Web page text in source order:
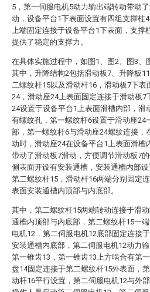
5，第一伺服电机5动力输出端转动带动
动，设备平台1下表面设置有四组支撑柱
上端固定连接于设备平台1下表面，支撑
提供了稳定的支撑力。
在具体实施过程中，如图1、图2、图3、
其中，升降结构2包括滑动板7、升降板
二螺纹杆15以及滑动杆16，滑动板7下表
24，滑动座24上表面固定连接于滑动板7
24设置于设备平台1上表面滑槽内部，滑
有螺纹孔，第一螺纹杆6设置于滑动座24
部，第一螺纹杆6与滑动座24螺纹连接，
动时，滑动座24在设备平台1上表面滑槽
带动了滑动板7滑动，方便调节滑动板7
侧表面开设有安装通槽，安装通槽内部
第二螺纹杆15，滑动杆16两端分别固定
表面安装通槽内顶部与内底部。
其中，第二螺纹杆15两端转动连接于滑
通槽内顶部与内底部，第二螺纹杆15一
电机12，第二伺服电机12底部固定连接
安装通槽内底部，第二伺服电机12动力
第一锥齿13，第一锥齿13上方啮合有第
盘14固定连接于第二螺纹杆15外表面，
动杆16平行设置，第二伺服电机12与外